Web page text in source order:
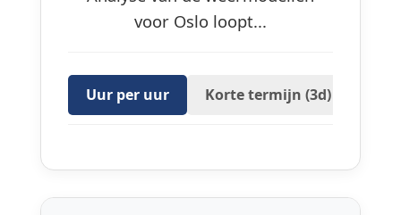
voor Oslo loopt...
Uur per uur Korte termijn (3d)